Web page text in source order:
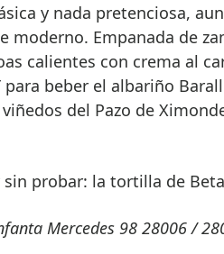
y nada pretenciosa,
moderno. Empanada de
calientes con crema al
para beber el albariño
del Pazo de
probar: la tortilla de
Mercedes 98 28006 /